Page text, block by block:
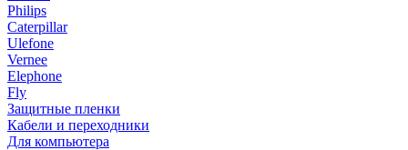
Philips
Caterpillar
Ulefone
Vernee
Elephone
Fly
Защитные пленки
Кабели и переходники
Для компьютера